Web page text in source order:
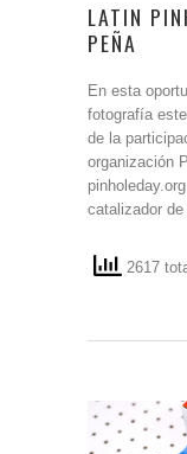
LATIN
PEÑA
En esta
fotografía
de la
organización
catalizador
2617